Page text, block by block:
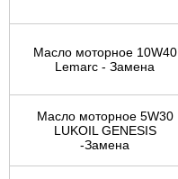
Масло моторное 10W40
Lemarc - Замена
Масло моторное 5W30
LUKOIL GENESIS
-Замена